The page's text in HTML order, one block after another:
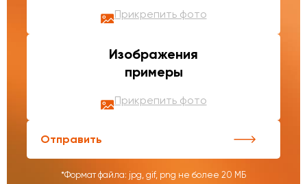
Прикрепить фото
Изображения
примеры
Прикрепить фото
Отправить
*Формат файла: jpg, gif, png не более 20 МБ